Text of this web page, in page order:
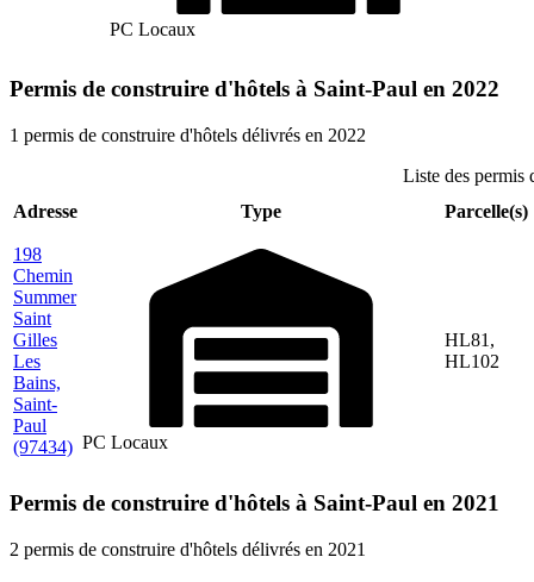
PC Locaux
Permis de construire d'hôtels à Saint-Paul en 2022
1 permis de construire d'hôtels délivrés en 2022
Liste des permis
Adresse
Type Parcelle(s)
198
Chemin
Summer
Saint
Gilles
Les
Bains,
Saint-
Paul
(97434) PC Locaux
HL81,
HL102
Permis de construire d'hôtels à Saint-Paul en 2021
2 permis de construire d'hôtels délivrés en 2021